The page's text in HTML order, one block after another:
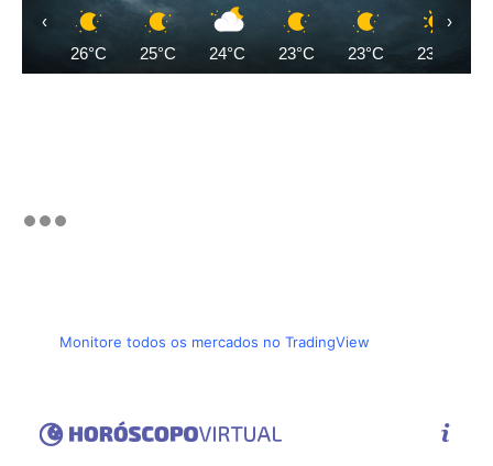
26°C 25°C 24°C 23°C 23°C 23°C
‹ ›
Monitore todos os mercados no TradingView